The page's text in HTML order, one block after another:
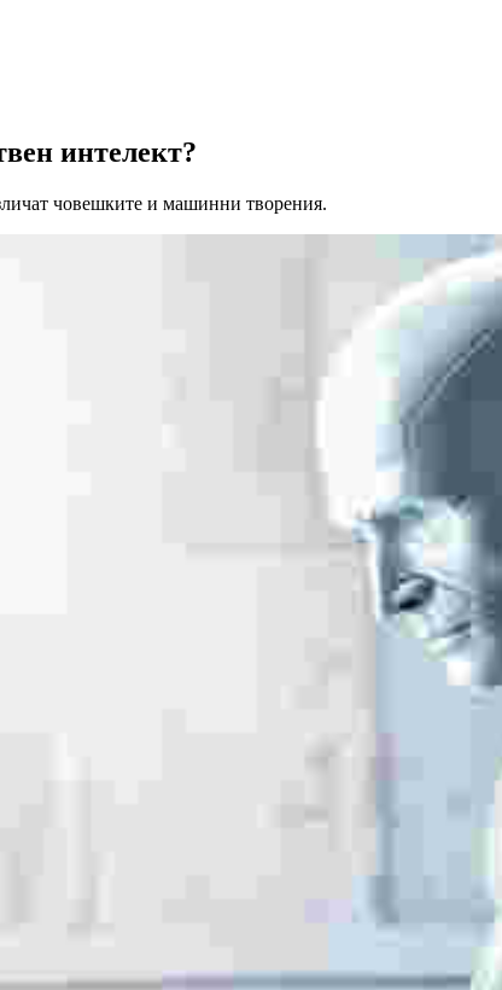
интелект?
човешките и машинни творения.